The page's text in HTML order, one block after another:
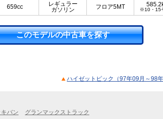
659cc
レギュラー
ガソリン
フロア5MT ※10・15
このモデルの中古車を探す
ハイゼットピック（97年09月～98
バン グランマックストラック